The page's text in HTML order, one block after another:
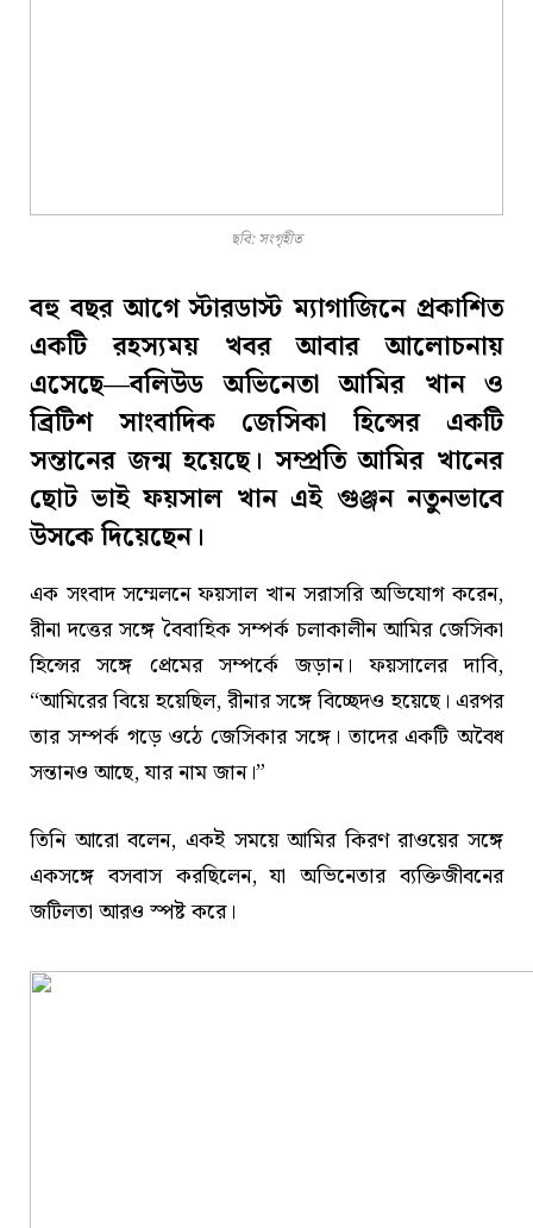
ছবি: সংগৃহীত
বহু বছর আগে স্টারডাস্ট ম্যাগাজিনে প্রকাশিত
একটি রহস্যময় খবর আবার আলোচনায়
এসেছে—বলিউড অভিনেতা আমির খান ও
ব্রিটিশ সাংবাদিক জেসিকা হিন্সের একটি
সন্তানের জন্ম হয়েছে। সম্প্রতি আমির খানের
ছোট ভাই ফয়সাল খান এই গুঞ্জন নতুনভাবে
উসকে দিয়েছেন।
এক সংবাদ সম্মেলনে ফয়সাল খান সরাসরি অভিযোগ করেন,
রীনা দত্তের সঙ্গে বৈবাহিক সম্পর্ক চলাকালীন আমির জেসিকা
হিন্সের সঙ্গে প্রেমের সম্পর্কে জড়ান। ফয়সালের দাবি,
“আমিরের বিয়ে হয়েছিল, রীনার সঙ্গে বিচ্ছেদও হয়েছে। এরপর
তার সম্পর্ক গড়ে ওঠে জেসিকার সঙ্গে। তাদের একটি অবৈধ
সন্তানও আছে, যার নাম জান।”
তিনি আরো বলেন, একই সময়ে আমির কিরণ রাওয়ের সঙ্গে
একসঙ্গে বসবাস করছিলেন, যা অভিনেতার ব্যক্তিজীবনের
জটিলতা আরও স্পষ্ট করে।